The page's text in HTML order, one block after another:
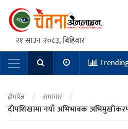
२१ साउन २०८३, बिहिवार
Main Navigation
होमपेज / समाचार /
दीपशिखामा नयाँ अभिभावक